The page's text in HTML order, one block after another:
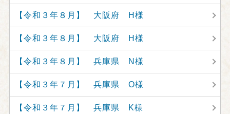
【令和３年８月】 大阪府 H様
【令和３年８月】 大阪府 H様
【令和３年８月】 兵庫県 N様
【令和３年７月】 兵庫県 O様
【令和３年７月】 兵庫県 K様